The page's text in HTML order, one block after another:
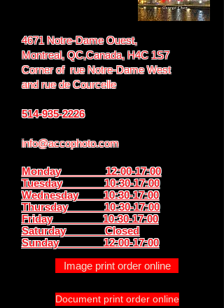
4671 Notre-Dame Ouest,
Montreal, QC,Canada, H4C 1S7
Corner of rue Notre-Dame West
andrue de Courcelle
514-935-2226
info@accophoto.com
Monday 12:00-17:00
Tuesday 10:30-17:00
Wednesday 10:30-17:00
Thursday 10:30-17:00
Friday 10:30-17:00
Saturday Closed
Sunday 12:00-17:00
Image print order online
Document print order online